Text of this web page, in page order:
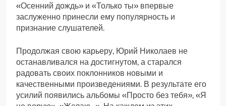
«Осенний дождь» и «Только ты» впервые
заслуженно принесли ему популярность и
признание слушателей.
Продолжая свою карьеру, Юрий Николаев не
останавливался на достигнутом, а старался
радовать своих поклонников новыми и
качественными произведениями. В результате его
усилий появились альбомы «Просто без тебя», «Я